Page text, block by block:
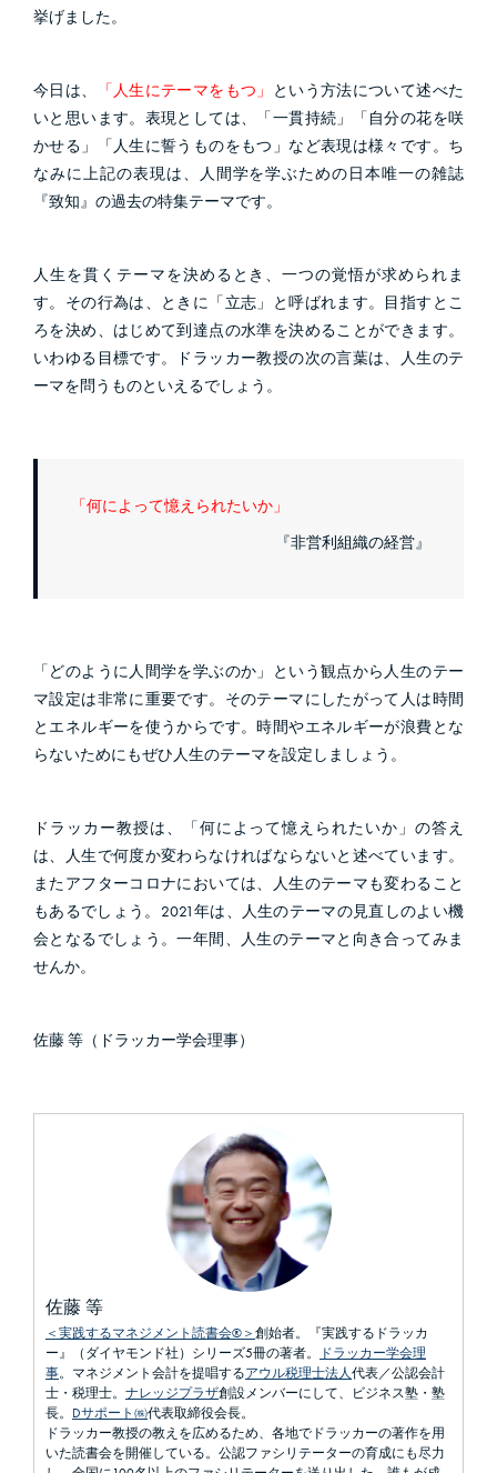
挙げました。
今日は、 「人生にテーマをもつ」
という方法について述べた
いと思います。表現としては、「一貫持続」「自分の花を咲
かせる」「人生に誓うものをもつ」など表現は様々です。ち
なみに上記の表現は、人間学を学ぶための日本唯一の雑誌
『致知』の過去の特集テーマです。
人生を貫くテーマを決めるとき、一つの覚悟が求められま
す。その行為は、ときに「立志」と呼ばれます。目指すとこ
ろを決め、はじめて到達点の水準を決めることができます。
いわゆる目標です。ドラッカー教授の次の言葉は、人生のテ
ーマを問うものといえるでしょう。
「何によって憶えられたいか」
『非営利組織の経営』
「どのように人間学を学ぶのか」という観点から人生のテー
マ設定は非常に重要です。そのテーマにしたがって人は時間
とエネルギーを使うからです。時間やエネルギーが浪費とな
らないためにもぜひ人生のテーマを設定しましょう。
ドラッカー教授は、「何によって憶えられたいか」の答え
は、人生で何度か変わらなければならないと述べています。
またアフターコロナにおいては、人生のテーマも変わること
もあるでしょう。2021年は、人生のテーマの見直しのよい機
会となるでしょう。一年間、人生のテーマと向き合ってみま
せんか。
佐藤 等（ドラッカー学会理事）
佐藤 等
＜実践するマネジメント読書会®＞創始者。『実践するドラッカ
ー』（ダイヤモンド社）シリーズ5冊の著者。
ドラッカー学会理
事。マネジメント会計を提唱するアウル税理士法人代表／公認会計
士・税理士。 ナレッジプラザ創設メンバーにして、ビジネス塾・塾
長。 Dサポート㈱代表取締役会長。
ドラッカー教授の教えを広めるため、各地でドラッカーの著作を用
いた読書会を開催している。公認ファシリテーターの育成にも尽力